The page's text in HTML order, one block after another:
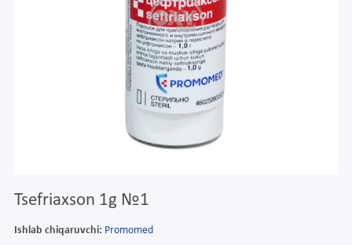
Tsefriaxson 1g №1
Ishlab chiqaruvchi: Promomed